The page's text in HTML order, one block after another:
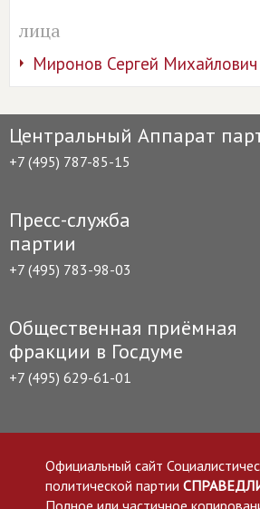
лица
Миронов Сергей Михайлович
Центральный Аппарат
+7 (495) 787-85-15
Пресс-служба
партии
+7 (495) 783-98-03
Общественная приёмная
фракции в Госдуме
+7 (495) 629-61-01
Официальный сайт
политической партии
Полное или частичное